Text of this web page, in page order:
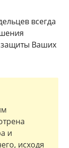
всегда
Ваших
и
исходя